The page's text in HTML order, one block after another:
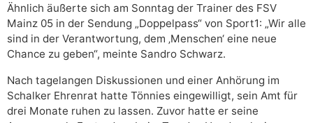
Ähnlich äußerte sich am Sonntag der Trainer des FSV
Mainz 05 in der Sendung „Doppelpass“ von Sport1: „Wir alle
sind in der Verantwortung, dem ‚Menschen‘ eine neue
Chance zu geben“, meinte Sandro Schwarz.
Nach tagelangen Diskussionen und einer Anhörung im
Schalker Ehrenrat hatte Tönnies eingewilligt, sein Amt für
drei Monate ruhen zu lassen. Zuvor hatte er seine